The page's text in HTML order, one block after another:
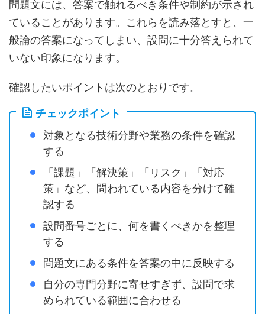
問題文には、答案で触れるべき条件や制約が示され
ていることがあります。これらを読み落とすと、一
般論の答案になってしまい、設問に十分答えられて
いない印象になります。
確認したいポイントは次のとおりです。
チェックポイント
対象となる技術分野や業務の条件を確認
する
「課題」「解決策」「リスク」「対応
策」など、問われている内容を分けて確
認する
設問番号ごとに、何を書くべきかを整理
する
問題文にある条件を答案の中に反映する
自分の専門分野に寄せすぎず、設問で求
められている範囲に合わせる